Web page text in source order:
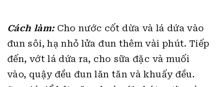
Cách làm: Cho nước cốt dừa và lá dứa vào
đun sôi, hạ nhỏ lửa đun thêm vài phút. Tiếp
đến, vớt lá dứa ra, cho sữa đặc và muối
vào, quậy đều đun lăn tăn và khuấy đều.